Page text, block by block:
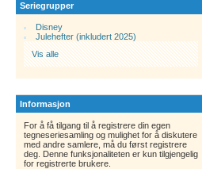
Seriegrupper
Disney
Julehefter (inkludert 2025)
Vis alle
Informasjon
For å få tilgang til å registrere din egen
tegneseriesamling og mulighet for å diskutere
med andre samlere, må du først registrere
deg. Denne funksjonaliteten er kun tilgjengelig
for registrerte brukere.